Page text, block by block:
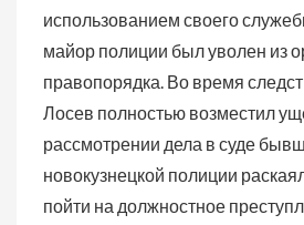
использованием своего
майор полиции был уволен из
правопорядка. Во время
Лосев полностью возместил
рассмотрении дела в суде
новокузнецкой полиции
пойти на должностное